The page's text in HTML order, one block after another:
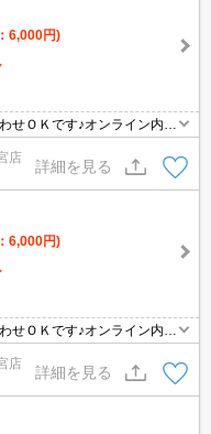
6,000円)
せＯＫです♪オンライン内見
店
詳細を見る
6,000円)
せＯＫです♪オンライン内見
店
詳細を見る